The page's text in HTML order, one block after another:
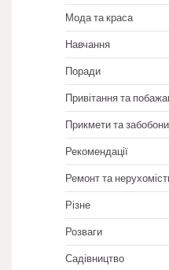
Мода та краса
Навчання
Поради
Привітання та
Прикмети та забобони
Рекомендації
Ремонт та
Різне
Розваги
Садівництво